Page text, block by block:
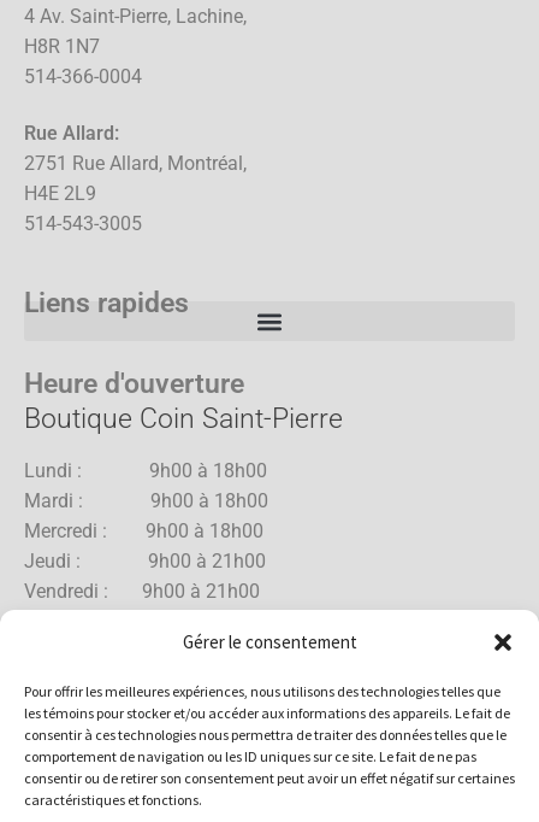
Gérer le consentement
Pour offrir les meilleures expériences, nous utilisons des technologies telles que
les témoins pour stocker et/ou accéder aux informations des appareils. Le fait de
consentir à ces technologies nous permettra de traiter des données telles que le
comportement de navigation ou les ID uniques sur ce site. Le fait de ne pas
consentir ou de retirer son consentement peut avoir un effet négatif sur certaines
caractéristiques et fonctions.
4 Av. Saint-Pierre, Lachine,
H8R 1N7
514-366-0004
Rue Allard:
2751 Rue Allard, Montréal,
H4E 2L9
514-543-3005
Liens rapides
Heure d'ouverture
Boutique Coin Saint-Pierre
Lundi : 9h00 à 18h00
Mardi : 9h00 à 18h00
Mercredi : 9h00 à 18h00
Jeudi : 9h00 à 21h00
Vendredi : 9h00 à 21h00
Dimanche : 10h00 à 17h00
Boutique Rue Allard